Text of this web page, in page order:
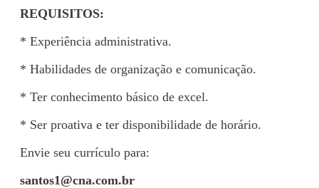
REQUISITOS:
* Experiência administrativa.
* Habilidades de organização e comunicação.
* Ter conhecimento básico de excel.
* Ser proativa e ter disponibilidade de horário.
Envie seu currículo para:
santos1@cna.com.br